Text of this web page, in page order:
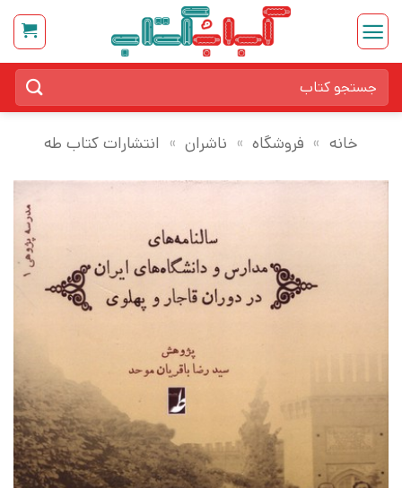
Skip
content
برای:
خانه » فروشگاه » ناشران » انتشارات کتاب طه